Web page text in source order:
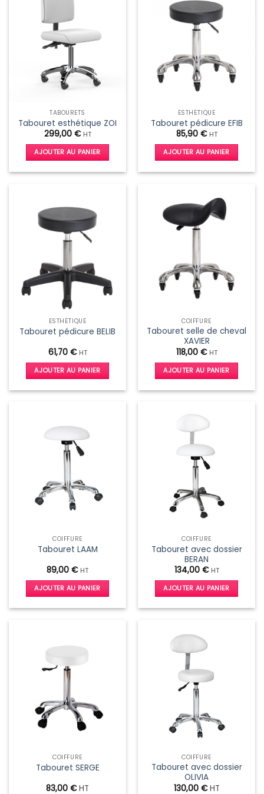
TABOURETS
Tabouret esthétique ZOI
299,00 € HT
AJOUTER AU PANIER
ESTHÉTIQUE
Tabouret pédicure EFIB
85,90 € HT
AJOUTER AU PANIER
ESTHÉTIQUE
Tabouret pédicure BELIB
61,70 € HT
AJOUTER AU PANIER
COIFFURE
Tabouret selle de cheval
XAVIER
118,00 € HT
AJOUTER AU PANIER
COIFFURE
Tabouret LAAM
89,00 € HT
AJOUTER AU PANIER
COIFFURE
Tabouret avec dossier
BERAN
134,00 € HT
AJOUTER AU PANIER
COIFFURE
Tabouret SERGE
83,00 €HT
COIFFURE
Tabouret avec dossier
OLIVIA
130,00 €HT